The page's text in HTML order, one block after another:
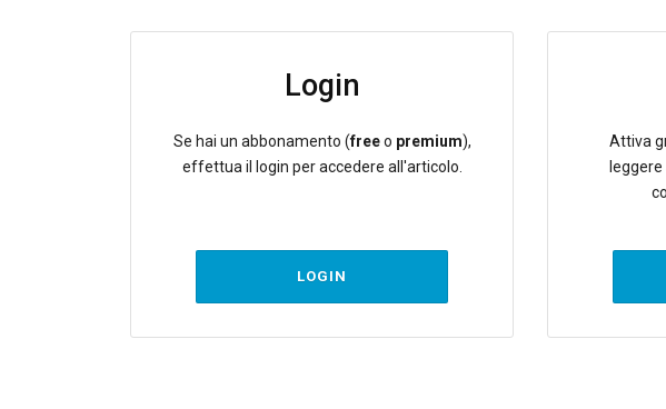
Login
Se hai un abbonamento (freeo premium),
effettua il login per accedere all'articolo.
LOGIN
Attiva